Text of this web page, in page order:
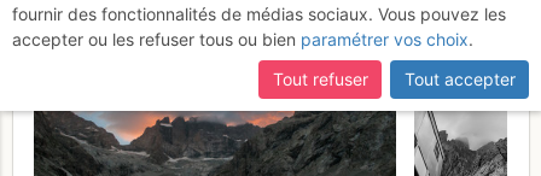
fournir des fonctionnalités de médias sociaux. Vous pouvez les
accepter ou les refuser tous ou bien paramétrer vos choix.
Tout refuser
Tout accepter